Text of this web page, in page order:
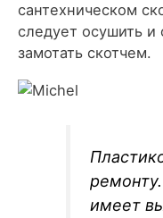
сантехническом
следует осушить
замотать скотчем.
имеет